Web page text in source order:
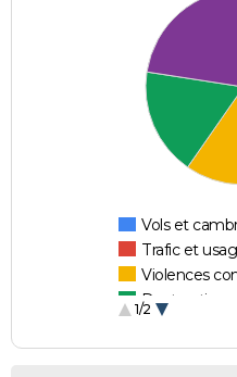
Vols et
Trafic et
Violences
Destructions
1/2